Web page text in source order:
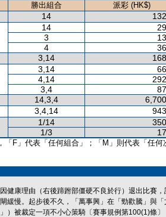
勝出組合
派彩 (HK$)
14
14
3
4
3,14
3,14
4,14
3,4
14,3,4
3,4,14
1/14
1/3
「F」代表「任何組合」；「M」則代表「任何
因健康理由（右後蹄跗部僵硬不良於行）退出比賽
緩慢。起步後不久，「萬事興」在「勁歡騰」與
）被裁定一項不小心策騎〔賽事規例第100(1)條